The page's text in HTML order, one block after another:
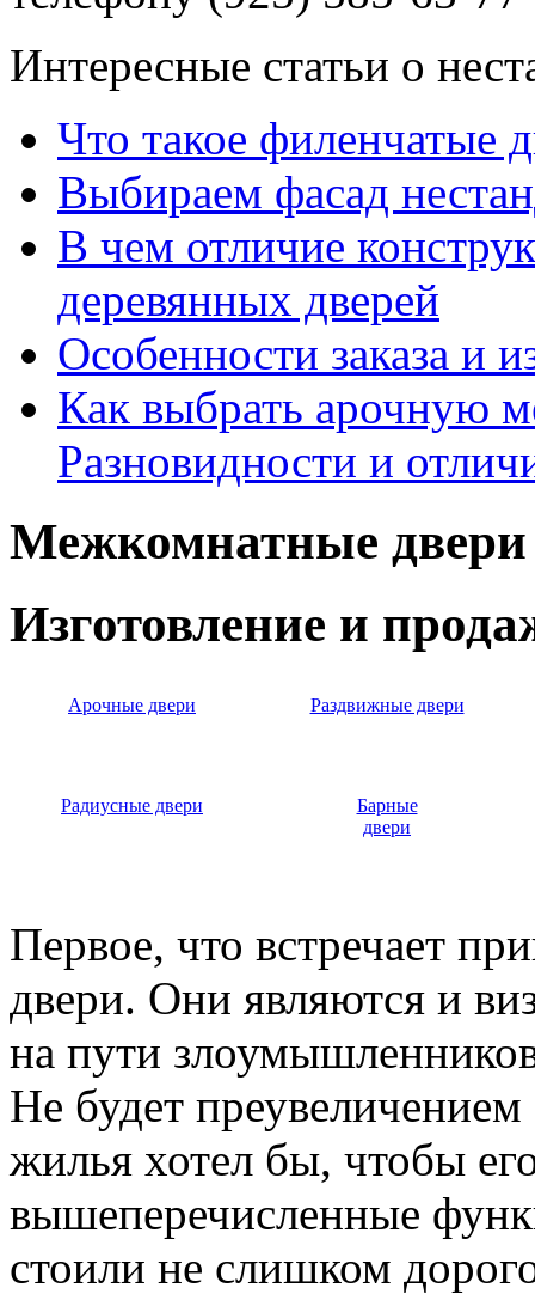
Интересные статьи о
Что такое филенчатые
Выбираем фасад
В чем отличие
деревянных дверей
Особенности заказа и
Как выбрать арочную
Разновидности и
Межкомнатные двери
Изготовление и
Арочные двери Раздвижные двери
Радиусные двери
Барные
двери
Первое, что встречает
двери. Они являются и
на пути
Не будет
жилья хотел бы, чтобы
вышеперечисленные
стоили не слишком